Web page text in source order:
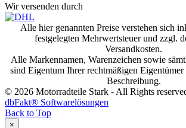
Wir versenden durch
Alle hier genannten Preise verstehen sich
festgelegten Mehrwertsteuer und zzgl.
Versandkosten.
Alle Markennamen, Warenzeichen sowie
sind Eigentum Ihrer rechtmäßigen
Beschreibung.
© 2026 Motorradteile Stark - All Rights
dbFakt® Softwarelösungen
Back to Top
×